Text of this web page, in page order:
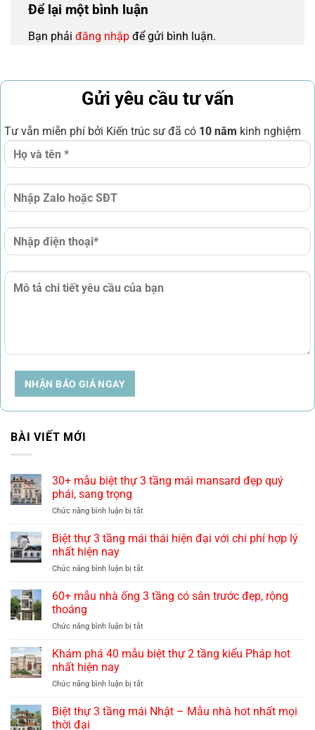
Để lại một bình luận
Bạn phải đăng nhập để gửi bình luận.
Gửi yêu cầu tư vấn
Tư vẫn miễn phí bởi Kiến trúc sư đã có 10 năm kinh nghiệm
NHẬN BÁO GIÁ NGAY
BÀI VIẾT MỚI
30+ mẫu biệt thự 3 tầng mái mansard đẹp quý
phái, sang trọng
Chức năng bình luận bị tắtở
mẫu
3
mái
quý
sang
Biệt thự 3 tầng mái thái hiện đại với chi phí hợp lý
nhất hiện nay
Chức năng bình luận bị tắtở
thự
mái
hiện
chi
hợp
60+ mẫu nhà ống 3 tầng có sân trước đẹp, rộng
thoáng
Chức năng bình luận bị tắtở
mẫu
3
có
Khám phá 40 mẫu biệt thự 2 tầng kiểu Pháp hot
nhất hiện nay
Chức năng bình luận bị tắtở
phá
Biệt thự 3 tầng mái Nhật – Mẫu nhà hot nhất mọi
thời đại